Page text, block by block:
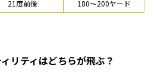
21度前後
180〜200ヤード
リティはどちらが飛ぶ？